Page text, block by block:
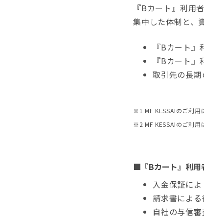
『Bカート』利用
集中した体制と、
『Bカート
『Bカート
取引先の長
※1 MF KESSAIのご利用
※2 MF KESSAIのご利用
■『Bカート』利用
入金保証に
請求書によ
自社の与信